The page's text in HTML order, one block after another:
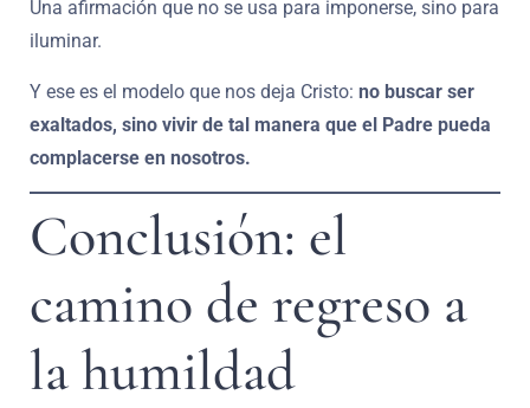
Una afirmación que no se usa para imponerse, sino para
iluminar.
Y ese es el modelo que nos deja Cristo: no buscar ser
exaltados, sino vivir de tal manera que el Padre pueda
complacerse en nosotros.
Conclusión: el
camino de regreso a
la humildad